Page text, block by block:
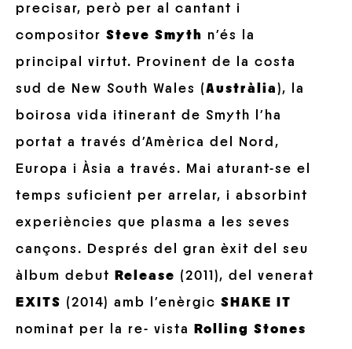
precisar, però per al cantant i
compositor Steve Smyth n’és la
principal virtut. Provinent de la costa
sud de New South Wales (Austràlia ), la
boirosa vida itinerant de Smyth l’ha
portat a través d’Amèrica del Nord,
Europa i Àsia a través. Mai aturant-se el
temps suficient per arrelar, i absorbint
experiències que plasma a les seves
cançons. Després del gran èxit del seu
àlbum debut
Release (2011), del venerat
EXITS (2014) amb l’enèrgic SHAKE IT
nominat per la re- vista
Rolling Stones